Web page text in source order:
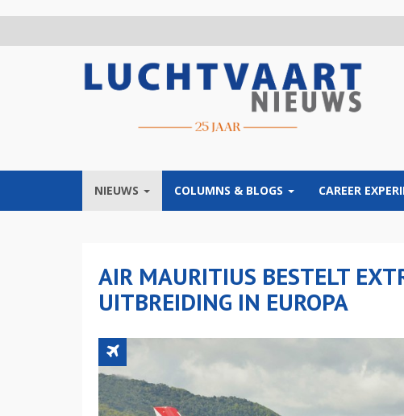
NIEUWS COLUMNS & BLOGS CAREER
AIR MAURITIUS BESTELT
UITBREIDING IN EUROPA